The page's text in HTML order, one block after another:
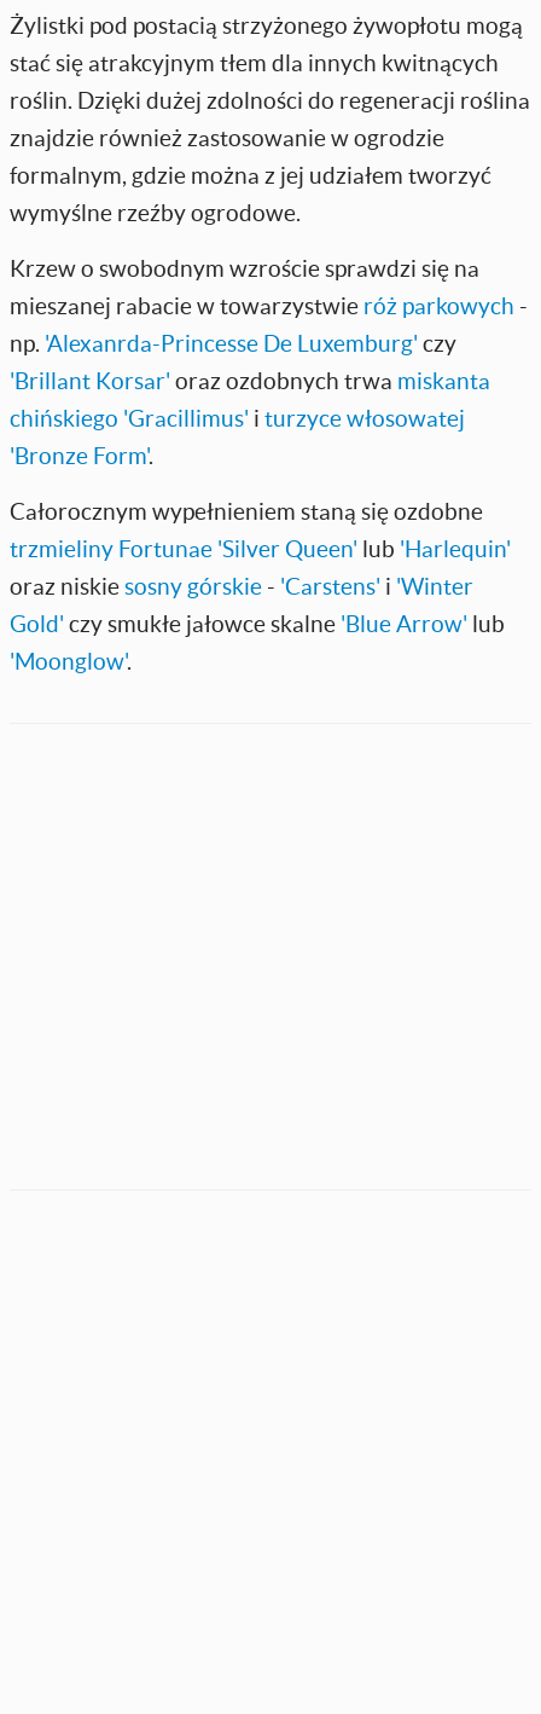
Żylistki pod postacią strzyżonego żywopłotu mogą
stać się atrakcyjnym tłem dla innych kwitnących
roślin. Dzięki dużej zdolności do regeneracji roślina
znajdzie również zastosowanie w ogrodzie
formalnym, gdzie można z jej udziałem tworzyć
wymyślne rzeźby ogrodowe.
Krzew o swobodnym wzroście sprawdzi się na
mieszanej rabacie w towarzystwie róż parkowych -
np. 'Alexanrda-Princesse De Luxemburg' czy
'Brillant Korsar' oraz ozdobnych trwa miskanta
chińskiego 'Gracillimus' i turzyce włosowatej
'Bronze Form'.
Całorocznym wypełnieniem staną się ozdobne
trzmieliny Fortunae 'Silver Queen' lub 'Harlequin'
oraz niskiesosny górskie - 'Carstens' i 'Winter
Gold' czy smukłe jałowce skalne 'Blue Arrow' lub
'Moonglow'.